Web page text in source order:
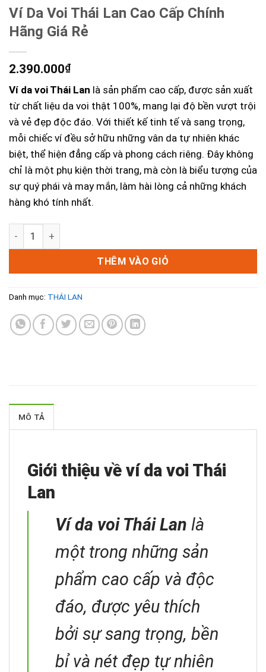
Ví Da Voi Thái Lan Cao Cấp Chính
Hãng Giá Rẻ
2.390.000₫
Ví da voi Thái Lan là sản phẩm cao cấp, được sản xuất
từ chất liệu da voi thật 100%, mang lại độ bền vượt trội
và vẻ đẹp độc đáo. Với thiết kế tinh tế và sang trọng,
mỗi chiếc ví đều sở hữu những vân da tự nhiên khác
biệt, thể hiện đẳng cấp và phong cách riêng. Đây không
chỉ là một phụ kiện thời trang, mà còn là biểu tượng của
sự quý phái và may mắn, làm hài lòng cả những khách
hàng khó tính nhất.
Ví Da Voi Thái Lan Cao Cấp Chính Hãng Giá Rẻ số lượng
THÊM VÀO GIỎ
Danh mục: THÁI LAN
MÔ TẢ
Giới thiệu về ví da voi Thái
Lan
Ví da voi Thái Lan là
một trong những sản
phẩm cao cấp và độc
đáo, được yêu thích
bởi sự sang trọng, bền
bỉ và nét đẹp tự nhiên